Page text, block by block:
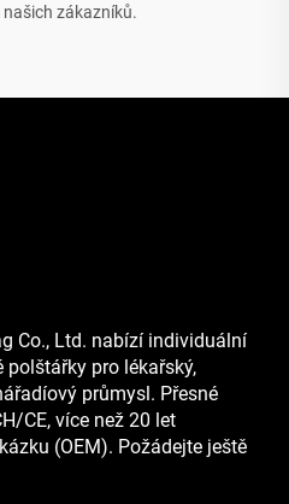
zákazníků.
Co., Ltd. nabízí individuální
polštářky pro lékařský,
průmysl. Přesné
CE, více než 20 let
(OEM). Požádejte ještě